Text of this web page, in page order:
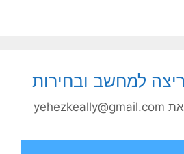
למחשב ובחירות
yehezkeally@gmail.com